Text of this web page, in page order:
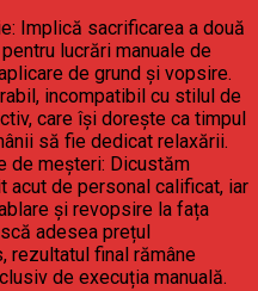
Implică sacrificarea a două
lucrări manuale de
de grund și vopsire.
incompatibil cu stilul de
care își dorește ca timpul
să fie dedicat relaxării.
de meșteri: Dicustăm
acut de personal calificat, iar
și revopsire la fața
adesea prețul
rezultatul final rămâne
de execuția manuală.